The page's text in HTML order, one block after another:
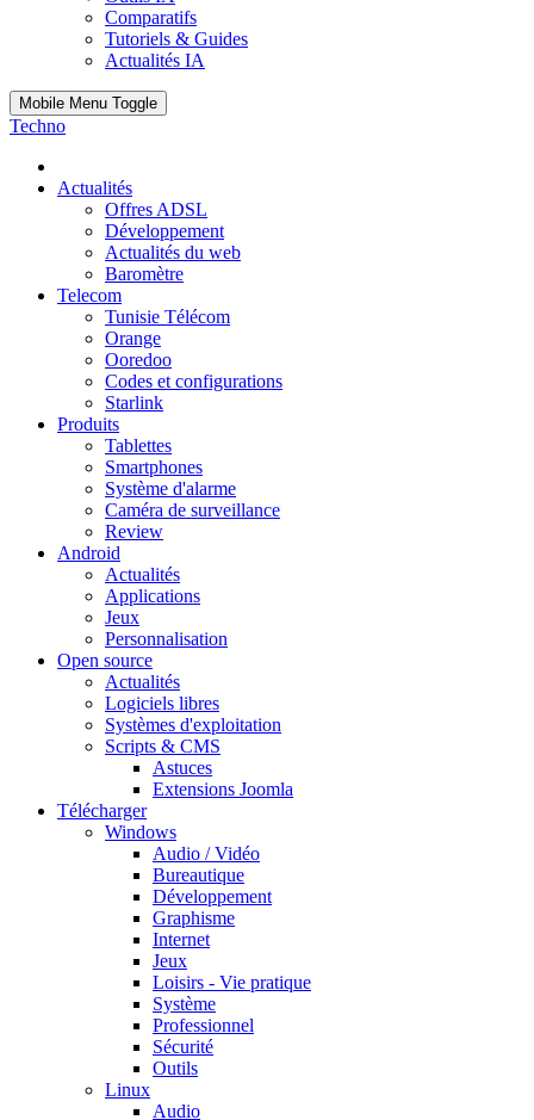
Comparatifs
Tutoriels & Guides
Actualités IA
Mobile Menu Toggle
Techno
Actualités
Offres ADSL
Développement
Actualités du web
Baromètre
Telecom
Tunisie Télécom
Orange
Ooredoo
Codes et configurations
Starlink
Produits
Tablettes
Smartphones
Système d'alarme
Caméra de surveillance
Review
Android
Actualités
Applications
Jeux
Personnalisation
Open source
Actualités
Logiciels libres
Systèmes d'exploitation
Scripts & CMS
Astuces
Extensions Joomla
Télécharger
Windows
Audio / Vidéo
Bureautique
Développement
Graphisme
Internet
Jeux
Loisirs - Vie pratique
Système
Professionnel
Sécurité
Outils
Linux
Audio